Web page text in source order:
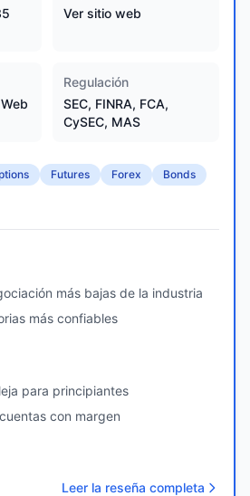
Ver sitio web
Regulación
SEC, FINRA, FCA,
CySEC, MAS
Futures Forex
Bonds
más bajas de la industria
más confiables
para principiantes
con margen
Leer la reseña completa